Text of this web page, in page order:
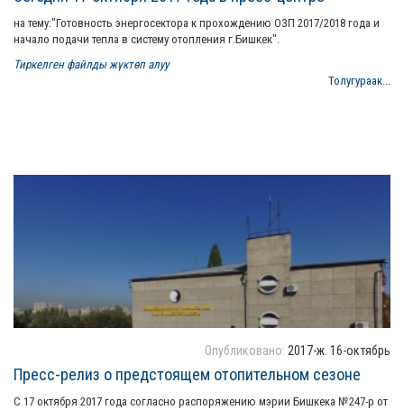
на тему:"Готовность энергосектора к прохождению ОЗП 2017/2018 года и
начало подачи тепла в систему отопления г.Бишкек".
Тиркелген файлды жүктөп алуу
Толугураак...
Опубликовано: 2017-ж. 16-октябрь
Пресс-релиз о предстоящем отопительном сезоне
С 17 октября 2017 года согласно распоряжению мэрии Бишкека №247-р от